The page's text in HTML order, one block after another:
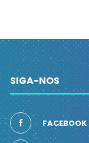
SIGA-NOS
FACEBOOK